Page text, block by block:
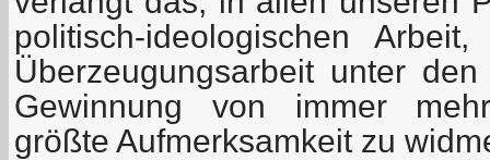
politisch-ideologischen
Überzeugungsarbeit unter
Gewinnung von immer
größte Aufmerksamkeit zu